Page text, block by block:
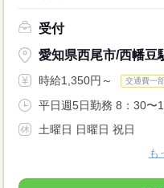
受付
愛知県西尾市/西幡豆
時給1,350円～ 交通費一
平日週5日勤務 8：30〜
土曜日 日曜日 祝日
も